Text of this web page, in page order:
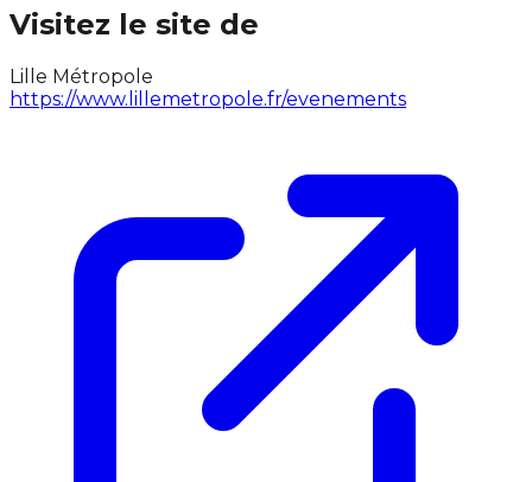
Visitez le site de
Lille Métropole
https://www.lillemetropole.fr/evenements